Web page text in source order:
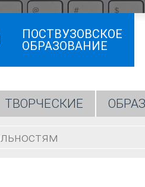
ПОСТВУЗОВСКОЕ
ОБРАЗОВАНИЕ
ТВОРЧЕСКИЕ